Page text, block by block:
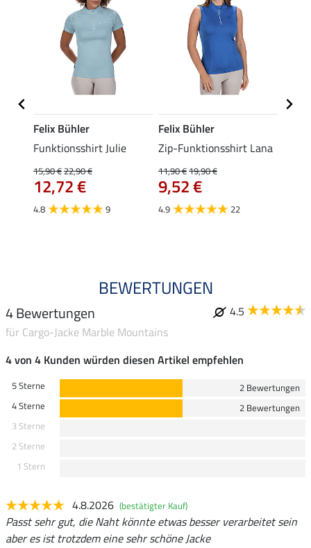
Felix Bühler
Funktionsshirt Julie
15,90 €22,90 €
12,72 €
4.8 9
Felix Bühler
Zip-Funktionsshirt Lana
11,90 €19,90 €
9,52 €
4.9 22
BEWERTUNGEN
4 Bewertungen
4.5
für Cargo-Jacke Marble Mountains
4 von 4 Kunden würden diesen Artikel empfehlen
5 Sterne
2 Bewertungen
4 Sterne
2 Bewertungen
3 Sterne
2 Sterne
1 Stern
4.8.2026 (bestätigter Kauf)
Passt sehr gut, die Naht könnte etwas besser verarbeitet sein
aber es ist trotzdem eine sehr schöne Jacke